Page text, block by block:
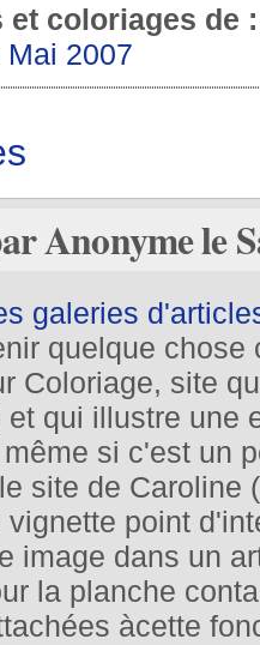
et coloriages de
Mai 2007
Anonyme le
galeries
quelque
Coloriage, site
et qui illustre une
si c'est un
site de Caroline
vignette point
image dans un
la planche
àcette